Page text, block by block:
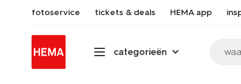
fotoservice tickets & deals HEMA app
categorieën